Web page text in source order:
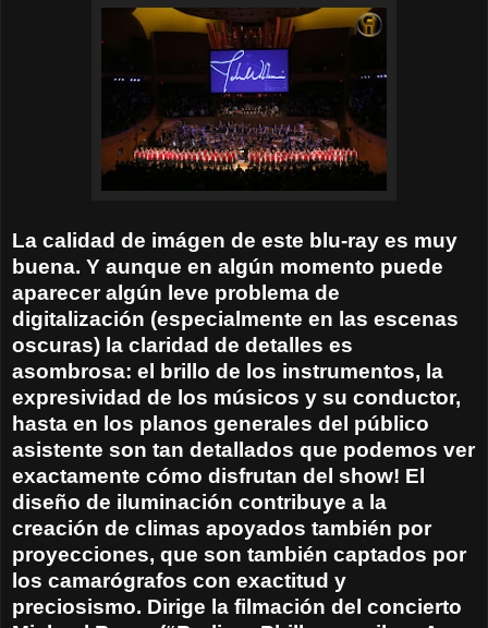
La calidad de imágen de este blu-ray es muy
buena. Y aunque en algún momento puede
aparecer algún leve problema de
digitalización (especialmente en las escenas
oscuras) la claridad de detalles es
asombrosa: el brillo de los instrumentos, la
expresividad de los músicos y su conductor,
hasta en los planos generales del público
asistente son tan detallados que podemos ver
exactamente cómo disfrutan del show! El
diseño de iluminación contribuye a la
creación de climas apoyados también por
proyecciones, que son también captados por
los camarógrafos con exactitud y
preciosismo. Dirige la filmación del concierto